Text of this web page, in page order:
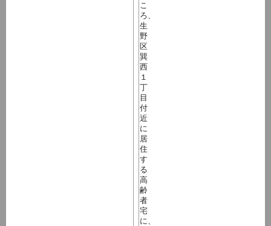
こ
ろ、
生
野
区
巽
西
１
丁
目
付
近
に
居
住
す
る
高
齢
者
宅
に、